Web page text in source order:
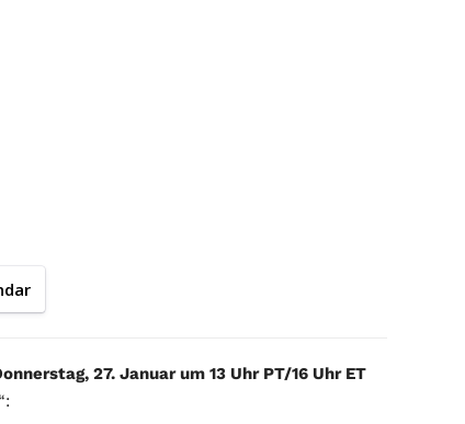
27. Januar um 13 Uhr PT/16 Uhr ET